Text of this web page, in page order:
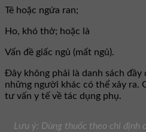
Tê hoặc ngứa ran;
Ho, khó thở; hoặc là
Vấn đề giấc ngủ (mất ngủ).
Đây không phải là danh sách đầy
những người khác có thể xảy ra.
tư vấn y tế về tác dụng phụ.
Lưu ý: Dùng thuốc theo chỉ định